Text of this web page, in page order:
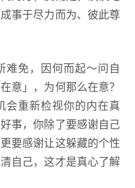
事于尽力而为、彼此尊
免，因何而起～问自
意」，为何那么在意？
会重新检视你的内在真
事，你除了要感谢自己
要感谢让这躲藏的个性
自己，这才是真心了解